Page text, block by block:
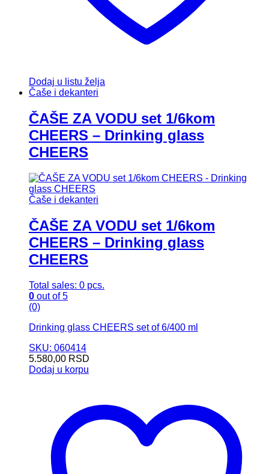
Dodaj u listu želja
Čaše i dekanteri
ČAŠE ZA VODU set 1/6kom
CHEERS – Drinking glass
CHEERS
Čaše i dekanteri
ČAŠE ZA VODU set 1/6kom
CHEERS – Drinking glass
CHEERS
Total sales: 0 pcs.
0 out of 5
(0)
Drinking glass CHEERS set of 6/400 ml
SKU: 060414
5.580,00 RSD
Dodaj u korpu